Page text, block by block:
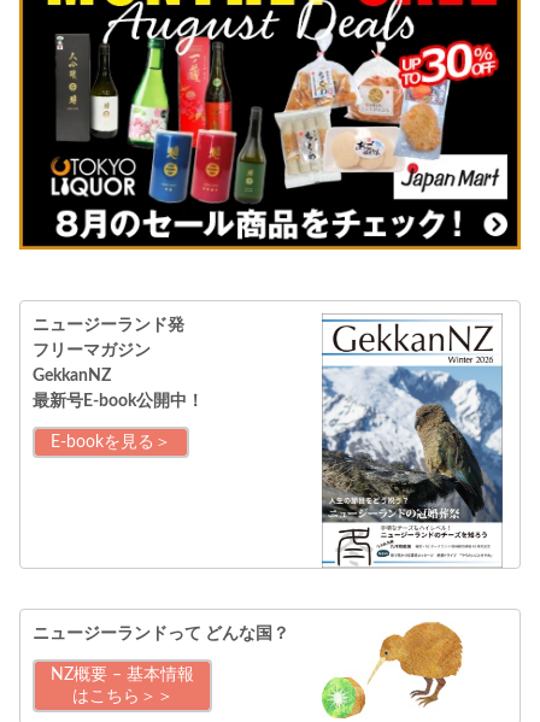
ニュージーランド発
フリーマガジン
GekkanNZ
最新号E-book公開中！
E-bookを見る＞
ニュージーランドって どんな国？
NZ概要 – 基本情報
はこちら＞＞